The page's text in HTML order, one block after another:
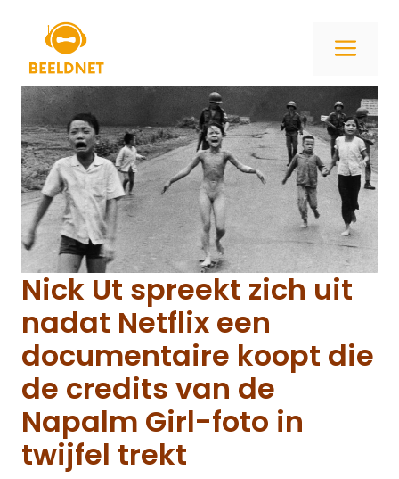
inhoud
Nick Ut spreekt zich uit
nadat Netflix een
documentaire koopt die
de credits van de
Napalm Girl-foto in
twijfel trekt